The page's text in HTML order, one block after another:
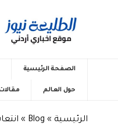
الصفحة الرئيسية
حول العالم
الرئيسية »
Blog
»